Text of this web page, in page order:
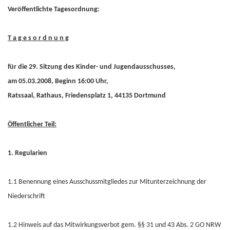
Veröffentlichte Tagesordnung:
T a g e s o r d n u n g
für die 29. Sitzung des Kinder- und Jugendausschusses,
am 05.03.2008, Beginn 16:00 Uhr,
Ratssaal, Rathaus, Friedensplatz 1, 44135 Dortmund
Öffentlicher Teil:
1. Regularien
1.1 Benennung eines Ausschussmitgliedes zur Mitunterzeichnung der
Niederschrift
1.2 Hinweis auf das Mitwirkungsverbot gem. §§ 31 und 43 Abs. 2 GO NRW